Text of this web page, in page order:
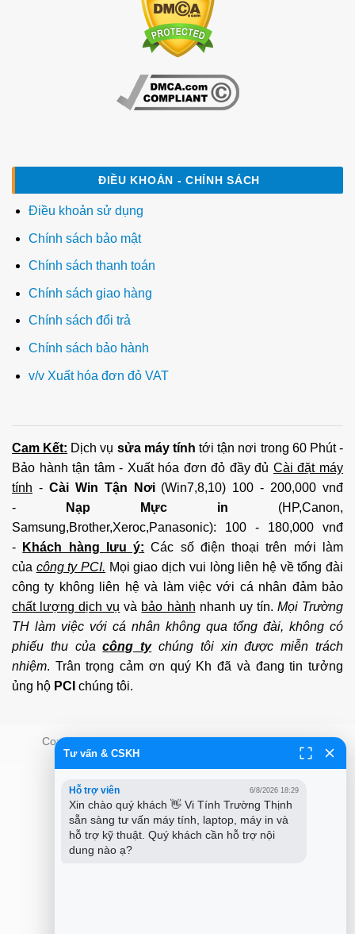
ĐIỀU KHOẢN - CHÍNH SÁCH
Điều khoản sử dụng
Chính sách bảo mật
Chính sách thanh toán
Chính sách giao hàng
Chính sách đổi trả
Chính sách bảo hành
v/v Xuất hóa đơn đỏ VAT
Cam Kết: Dịch vụ sửa máy tính tới tận nơi trong 60 Phút -
Bảo hành tận tâm - Xuất hóa đơn đỏ đầy đủ Cài đặt máy
tính - Cài Win Tận Nơi(Win7,8,10) 100 - 200,000 vnđ
- Nạp Mực in
(HP,Canon,
Samsung,Brother,Xeroc,Panasonic): 100 - 180,000 vnđ
- Khách hàng lưu ý: Các số điện thoại trên mới làm
của công ty PCI. Mọi giao dịch vui lòng liên hệ về tổng đài
công ty không liên hệ và làm việc với cá nhân đảm bảo
chất lượng dịch vụ và bảo hành nhanh uy tín. Mọi Trường
TH làm việc với cá nhân không qua tổng đài, không có
phiếu thu củacông tychúng tôi xin được miễn trách
nhiệm. Trân trọng cảm ơn quý Kh đã và đang tin tưởng
ủng hộ PCI chúng tôi.
Copyright 2026 ©
Tư vấn & CSKH
Hỗ trợ viên 6/8/2026 18:29
Xin chào quý khách 👋 Vi Tính Trường Thịnh
sẵn sàng tư vấn máy tính, laptop, máy in và
hỗ trợ kỹ thuật. Quý khách cần hỗ trợ nội
dung nào ạ?